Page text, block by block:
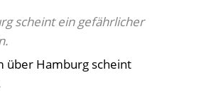
scheint ein gefährlicher
über Hamburg scheint